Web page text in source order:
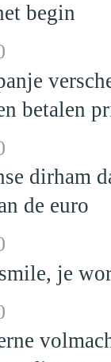
begin
betalen
dirham
de euro
je